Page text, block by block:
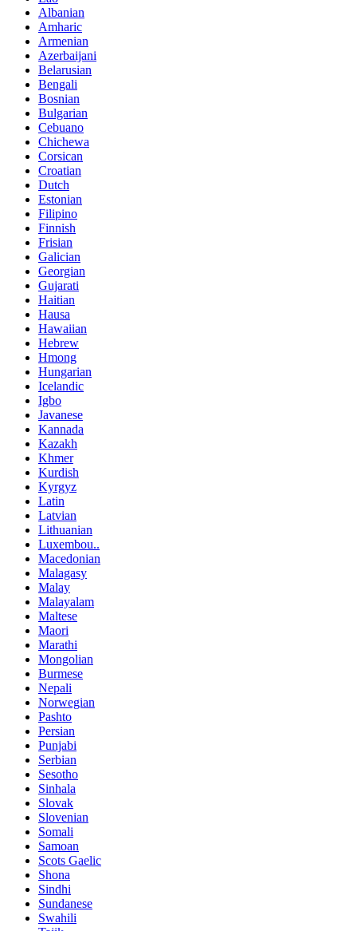
Albanian
Amharic
Armenian
Azerbaijani
Belarusian
Bengali
Bosnian
Bulgarian
Cebuano
Chichewa
Corsican
Croatian
Dutch
Estonian
Filipino
Finnish
Frisian
Galician
Georgian
Gujarati
Haitian
Hausa
Hawaiian
Hebrew
Hmong
Hungarian
Icelandic
Igbo
Javanese
Kannada
Kazakh
Khmer
Kurdish
Kyrgyz
Latin
Latvian
Lithuanian
Luxembou..
Macedonian
Malagasy
Malay
Malayalam
Maltese
Maori
Marathi
Mongolian
Burmese
Nepali
Norwegian
Pashto
Persian
Punjabi
Serbian
Sesotho
Sinhala
Slovak
Slovenian
Somali
Samoan
Scots Gaelic
Shona
Sindhi
Sundanese
Swahili